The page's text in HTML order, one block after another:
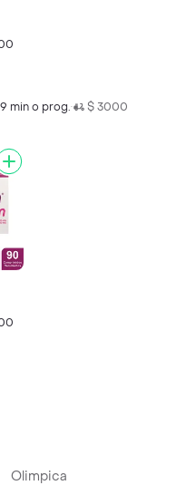
min o prog.• $ 3000
Olimpica